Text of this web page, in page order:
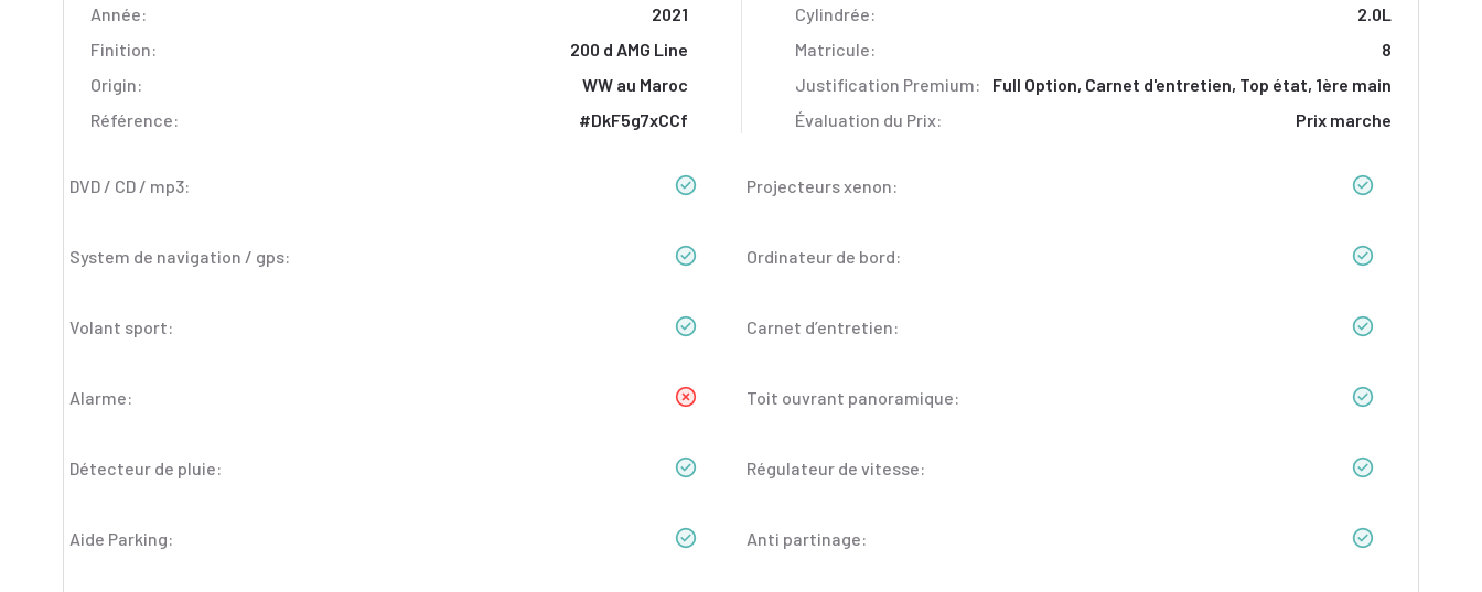
Année:
2021
Finition:
200 d AMG Line
Origin:
WW au Maroc
Référence:
#DkF5g7xCCf
Cylindrée:
2.0L
Matricule:
8
Justification Premium:
Full Option, Carnet d'entretien, Top état, 1ère main
Évaluation du Prix:
Prix marche
DVD / CD / mp3:
System de navigation / gps:
Volant sport:
Alarme:
Détecteur de pluie:
Aide Parking:
Projecteurs xenon:
Ordinateur de bord:
Carnet d’entretien:
Toit ouvrant panoramique:
Régulateur de vitesse:
Anti partinage: